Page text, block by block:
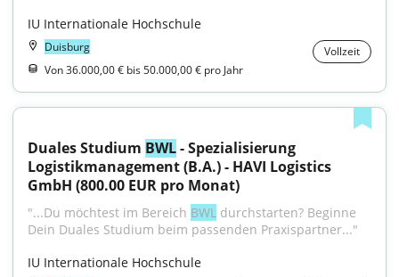
IU Internationale Hochschule
Duisburg
Vollzeit
Von 36.000,00 € bis 50.000,00 € pro Jahr
Duales Studium BWL - Spezialisierung
Logistikmanagement (B.A.) - HAVI Logistics
GmbH (800.00 EUR pro Monat)
"...Du möchtest im Bereich BWL durchstarten? Beginne
Dein Duales Studium beim passenden Praxispartner..."
IU Internationale Hochschule